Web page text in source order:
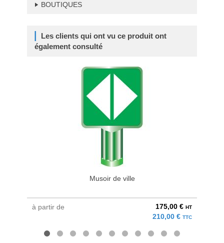
BOUTIQUES
Les clients qui ont vu ce produit ont
également consulté
Musoir de ville
à partir de 175,00 € HT
210,00 € TTC